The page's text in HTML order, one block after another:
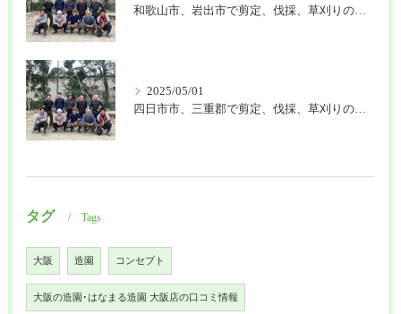
和歌山市、岩出市で剪定、伐採、草刈りの作業を頼むなら はなまる造園
2025/05/01
四日市市、三重郡で剪定、伐採、草刈りの作業を頼むなら はなまる造園
タグ Tags
大阪 造園 コンセプト
大阪の造園･はなまる造園 大阪店の口コミ情報